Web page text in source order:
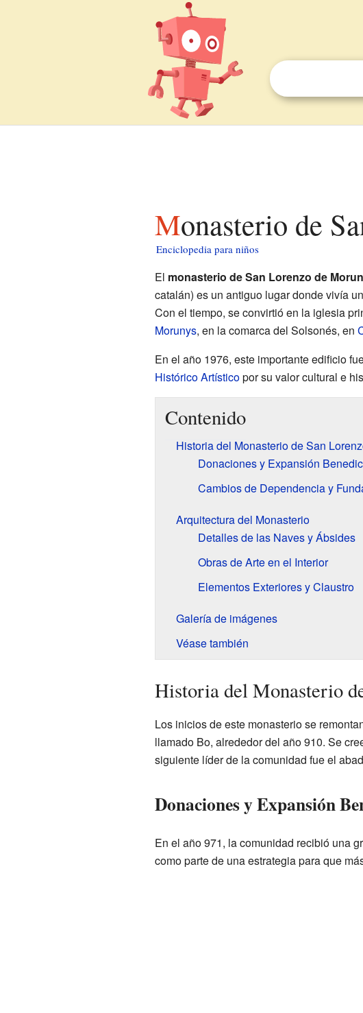
Monasterio de
Enciclopedia para niños
El monasterio de San Lorenzo de
catalán) es un antiguo lugar donde vivía
Con el tiempo, se convirtió en la iglesia
Morunys, en la comarca del Solsonés, en
En el año 1976, este importante edificio
Histórico Artísticopor su valor cultural e
Contenido
Historia del Monasterio de San
Donaciones y Expansión
Cambios de Dependencia y
Arquitectura del Monasterio
Detalles de las Naves y Ábsides
Obras de Arte en el Interior
Elementos Exteriores y Claustro
Galería de imágenes
Véase también
Historia del Monasterio
Los inicios de este monasterio se
llamado Bo, alrededor del año 910. Se
siguiente líder de la comunidad fue el
Donaciones y Expansión
En el año 971, la comunidad recibió una
como parte de una estrategia para que